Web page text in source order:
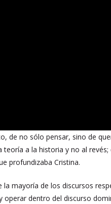
de no sólo pensar, sino de
teoría a la historia y no al
profundizaba Cristina.
mayoría de los discursos
dentro del discurso